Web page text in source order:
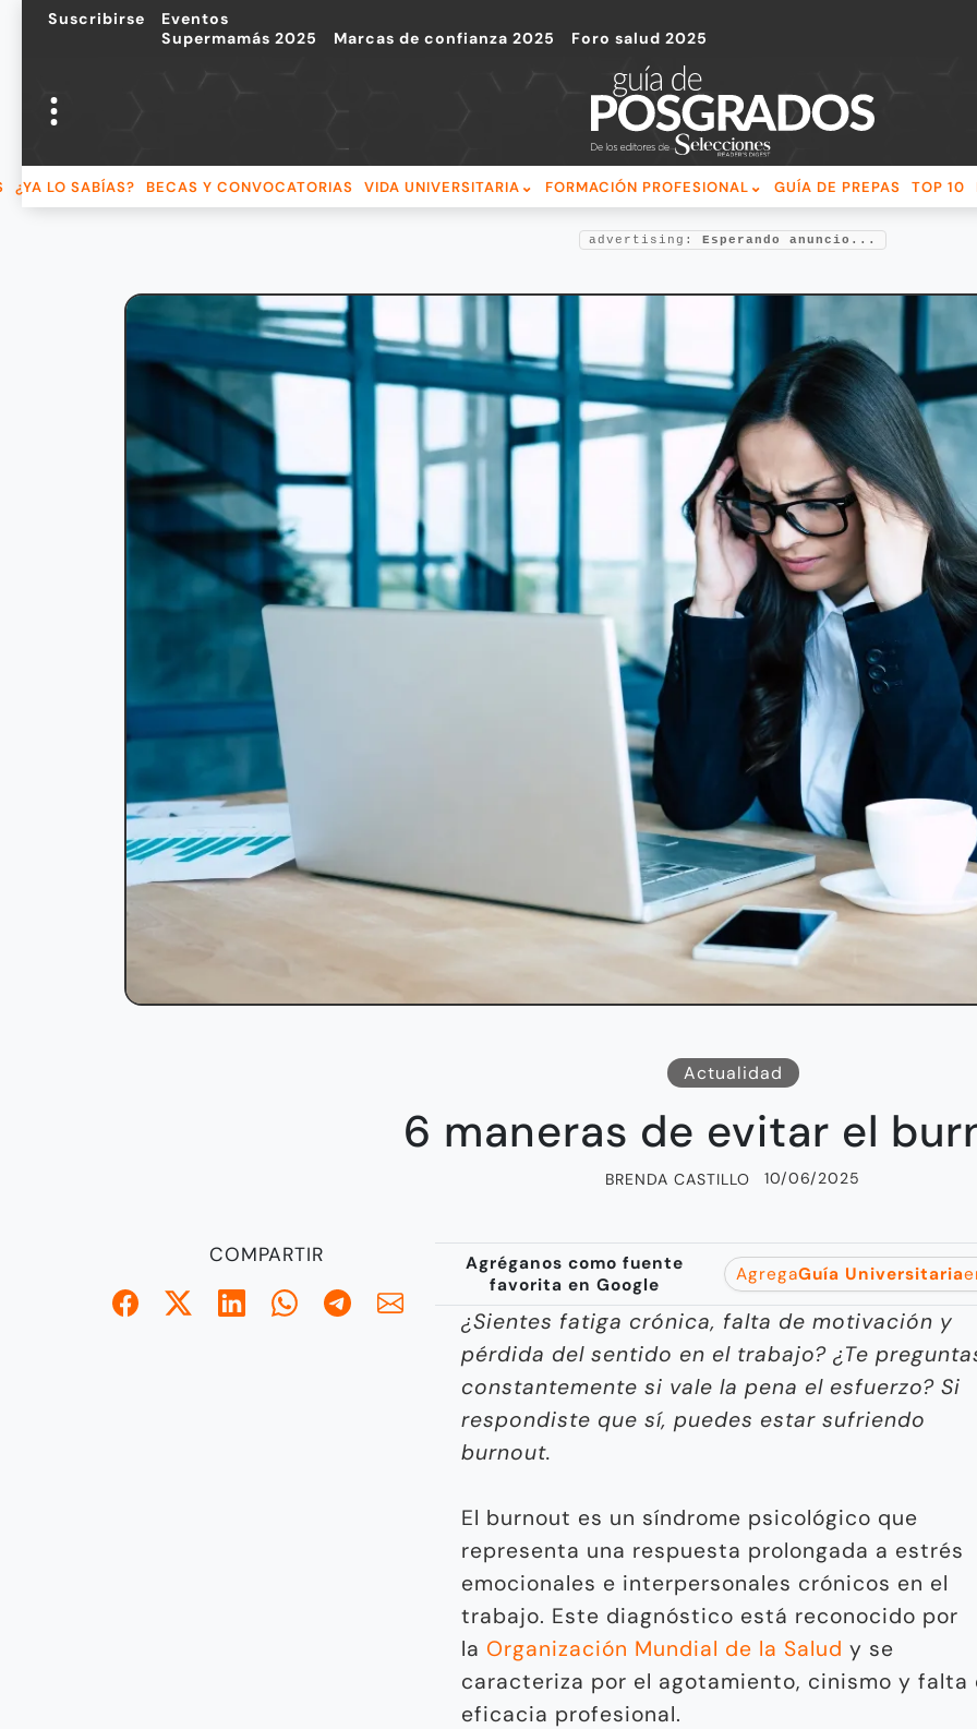
Suscribirse
Eventos
Supermamás 2025
Marcas de confianza 2025 Foro salud 2025
¿YA LO SABÍAS? BECAS Y CONVOCATORIAS VIDA UNIVERSITARIA FORMACIÓN PROFESIONAL GUÍA DE PREPAS TOP 10
advertising: Esperando anuncio...
Actualidad
6 maneras de evitar el
BRENDA CASTILLO 10/06/2025
COMPARTIR
Agréganos como fuente
favorita en Google
AgregaGuía Universitaria
¿Sientes fatiga crónica, falta de motivación y
pérdida del sentido en el trabajo? ¿Te
constantemente si vale la pena el esfuerzo? Si
respondiste que sí, puedes estar sufriendo
burnout.
El burnout es un síndrome psicológico que
representa una respuesta prolongada a estrés
emocionales e interpersonales crónicos en el
trabajo. Este diagnóstico está reconocido por
la Organización Mundial de la Salud y se
caracteriza por el agotamiento, cinismo y falta
eficacia profesional.